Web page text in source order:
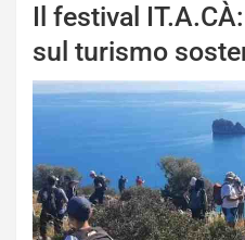
Il festival
sul turismo